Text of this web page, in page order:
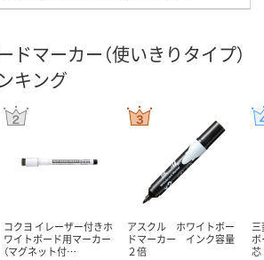
ドマーカー（使いきりタイプ）
キング
コクヨ イレーザー付きホ
ワイトボード用マーカー
（マグネット付…
アスクル ホワイトボー
ドマーカー インク容量
２倍
芯